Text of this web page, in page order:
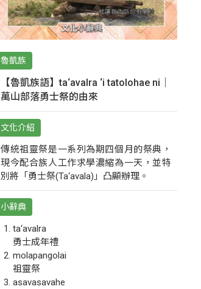
魯凱族
【魯凱族語】ta‘avalra ‘i tatolohae ni｜
萬山部落勇士祭的由來
文化介紹
傳統祖靈祭是一系列為期四個月的祭典，
現今配合族人工作求學濃縮為一天，並特
別將「勇士祭(Ta‘avala)」凸顯辦理。
小辭典
ta‘avalra
勇士成年禮
molapangolai
祖靈祭
asavasavahe